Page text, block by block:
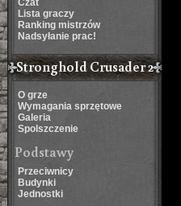
Czat
Lista graczy
Ranking mistrzów
Nadsyłanie prac!
Stronghold Crusader 2
O grze
Wymagania sprzętowe
Galeria
Spolszczenie
Podstawy
Przeciwnicy
Budynki
Jednostki